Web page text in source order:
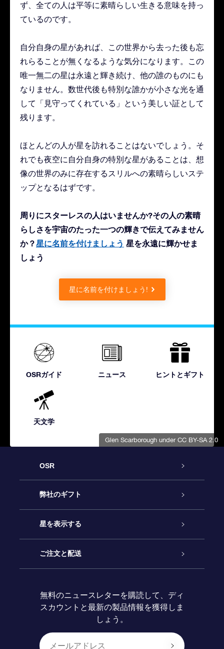
Glen Scarborough under CC BY-SA 2.0
ず、全ての人は平等に素晴らしい生きる意味を持っ
ているのです。
自分自身の星があれば、この世界から去った後も忘
れらることが無くなるような気分になります。この
唯一無二の星は永遠と輝き続け、他の誰のものにも
なりません。数世代後も特別な誰かが小さな光を通
して「見守ってくれている」という美しい証として
残ります。
ほとんどの人が星を訪れることはないでしょう。そ
れでも夜空に自分自身の特別な星があることは、想
像の世界のみに存在するスリルへの素晴らしいステ
ップとなるはずです。
周りにスターレスの人はいませんか?その人の素晴
らしさを宇宙のたった一つの輝きで伝えてみません
か？星に名前を付けましょう 星を永遠に輝かせま
しょう
星に名前を付けましょう!
OSRガイド ニュース ヒントとギフト
天文学
OSR
カスタマーサービス
お問い合わせ
ブログ
レビュー
弊社のギフト
Online Starギフト
OSRギフトパック
OSR ギフトカード
法人ギフト
星を表示する
星の登録
カスタマイズされたStar Page
One Million Stars
ご注文と配送
お支払いに関する情報
配送に関する情報
無料のニュースレターを購読して、ディ
スカウントと最新の製品情報を獲得しま
しょう。